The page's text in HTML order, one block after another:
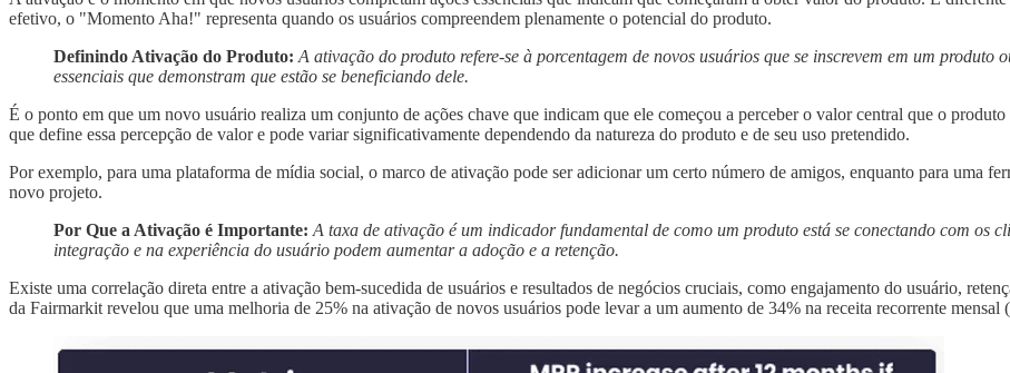
efetivo, o "Momento Aha!" representa quando os usuários compreendem plenamente o potencial do produto.
Definindo Ativação do Produto: A ativação do produto refere-se à porcentagem de novos usuários que se inscrevem em um produto
essenciais que demonstram que estão se beneficiando dele.
É o ponto em que um novo usuário realiza um conjunto de ações chave que indicam que ele começou a perceber o valor central que o
que define essa percepção de valor e pode variar significativamente dependendo da natureza do produto e de seu uso pretendido.
Por exemplo, para uma plataforma de mídia social, o marco de ativação pode ser adicionar um certo número de amigos, enquanto para uma
novo projeto.
Por Que a Ativação é Importante: A taxa de ativação é um indicador fundamental de como um produto está se conectando com os
integração e na experiência do usuário podem aumentar a adoção e a retenção.
Existe uma correlação direta entre a ativação bem-sucedida de usuários e resultados de negócios cruciais, como engajamento do usuário,
da Fairmarkit revelou que uma melhoria de 25% na ativação de novos usuários pode levar a um aumento de 34% na receita recorrente mensal